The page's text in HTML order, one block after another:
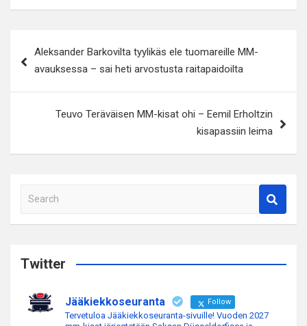
selaus
Aleksander Barkovilta tyylikäs ele tuomareille MM-
avauksessa – sai heti arvostusta raitapaidoilta
Teuvo Teräväisen MM-kisat ohi – Eemil Erholtzin
kisapassiin leima
a
c
Twitter
Jääkiekkoseuranta Follow
Tervetuloa Jääkiekkoseuranta-sivuille! Vuoden 2027